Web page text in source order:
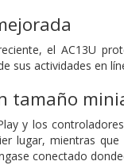
el AC13U
sus actividades en
tamaño
y los
lugar, mientras
conectado